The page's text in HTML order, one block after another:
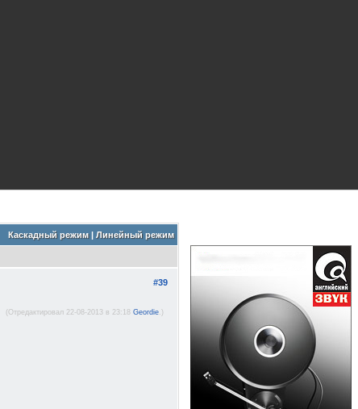
Каскадный режим| Линейный режим
#39
(Отредактировал 22-08-2013 в 23:18 Geordie.)